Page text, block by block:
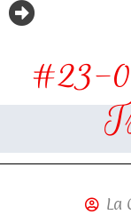
#23-
La